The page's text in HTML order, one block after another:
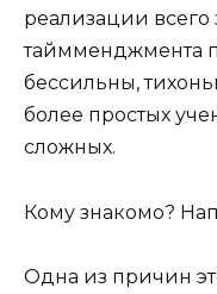
реализации всего
таймменджмента
бессильны,
более простых
сложных.
Кому знакомо?
Одна из причин